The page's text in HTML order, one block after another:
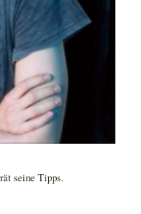
seine Tipps.